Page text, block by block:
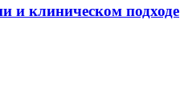
и клиническом подходе